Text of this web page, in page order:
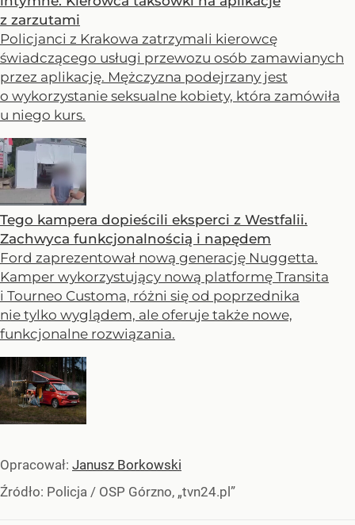
z zarzutami
Policjanci z Krakowa zatrzymali kierowcę
świadczącego usługi przewozu osób zamawianych
przez aplikację. Mężczyzna podejrzany jest
o wykorzystanie seksualne kobiety, która zamówiła
u niego kurs.
Tego kampera dopieścili eksperci z Westfalii.
Zachwyca funkcjonalnością i napędem
Ford zaprezentował nową generację Nuggetta.
Kamper wykorzystujący nową platformę Transita
i Tourneo Customa, różni się od poprzednika
nie tylko wyglądem, ale oferuje także nowe,
funkcjonalne rozwiązania.
Opracował: Janusz Borkowski
Źródło: Policja / OSP Górzno, „tvn24.pl”